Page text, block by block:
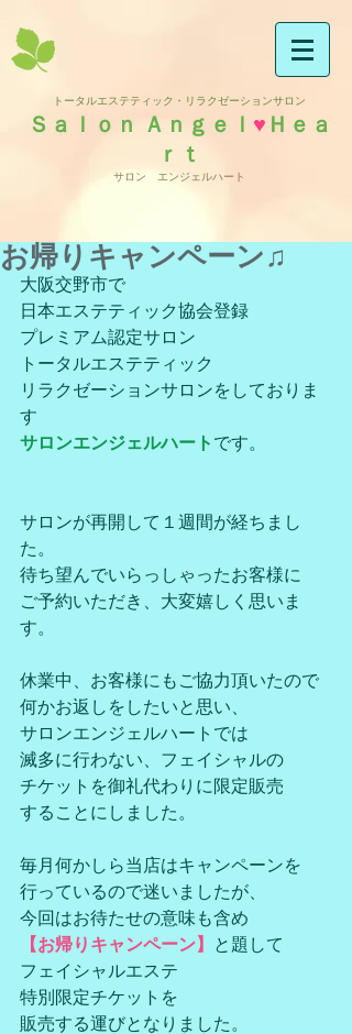
トータルエステティック・リラクゼーションサロン
Ｓａｌｏｎ Ａｎｇｅｌ ♥ Ｈｅａ
ｒｔ
サロン エンジェルハート
お帰りキャンペーン♫
大阪交野市で
日本エステティック協会登録
プレミアム認定サロン
トータルエステティック
リラクゼーションサロンをしておりま
す
サロンエンジェルハート です。
サロンが再開して１週間が経ちまし
た。
待ち望んでいらっしゃったお客様に
ご予約いただき、大変嬉しく思いま
す。
休業中、お客様にもご協力頂いたので
何かお返しをしたいと思い、
サロンエンジェルハートでは
滅多に行わない、フェイシャルの
チケットを御礼代わりに限定販売
することにしました。
毎月何かしら当店はキャンペーンを
行っているので迷いましたが、
今回はお待たせの意味も含め
【お帰りキャンペーン】
と題して
フェイシャルエステ
特別限定チケットを
販売する運びとなりました。